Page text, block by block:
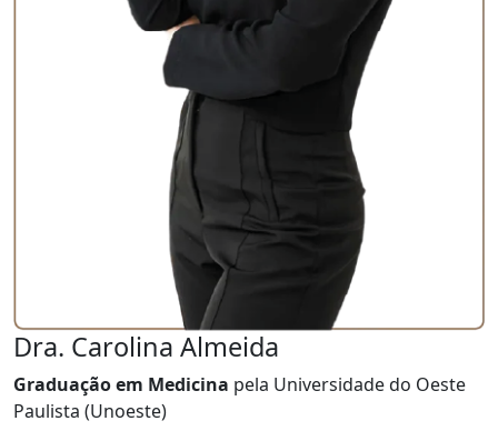
Dra. Carolina Almeida
Graduação em Medicina pela Universidade do Oeste
Paulista (Unoeste)